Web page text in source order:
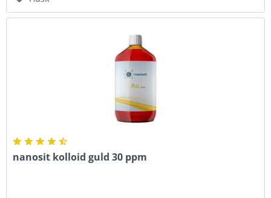
nanosit kolloid guld 30 ppm